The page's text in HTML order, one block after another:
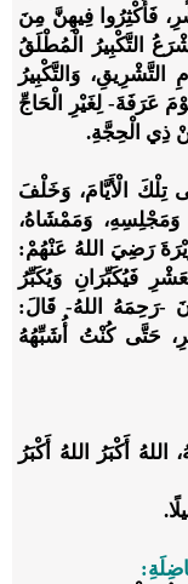
فَأَكْثِرُوا فِيهِنَّ مِنَ
التَّكْبِيرُ الْمُطْلَقُ
وَالتَّكْبِيرُ
عَرَفَةَ- لِغَيْرِ الْحَاجِّ
ذِي الْحِجَّةِ.
تِلْكَ الْأَيَّامَ، وَخَلْفَ
وَمَمْشَاهُ،
رَضِيَ اللهُ عَنْهُمْ:
فَيُكَبِّرَانِ وَيُكَبِّرُ
-رَحِمَهُ اللهُ- قَالَ:
حَتَّى كُنْتُ أُشَبِّهُهُ
اللهُ أَكْبَرُ اللهُ أَكْبَرُ